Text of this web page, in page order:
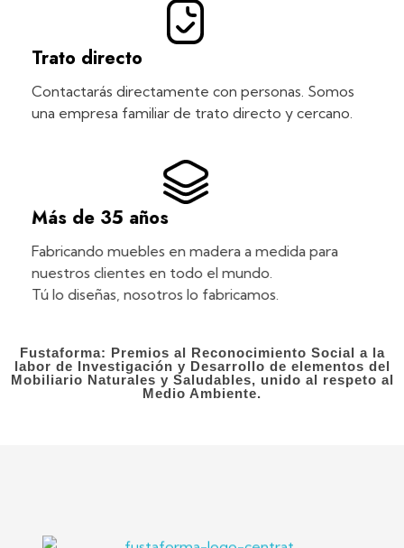
Trato directo
Contactarás directamente con personas. Somos
una empresa familiar de trato directo y cercano.
Más de 35 años
Fabricando muebles en madera a medida para
nuestros clientes en todo el mundo.
Tú lo diseñas, nosotros lo fabricamos.
Fustaforma: Premios al Reconocimiento Social a la
labor de Investigación y Desarrollo de elementos del
Mobiliario Naturales y Saludables, unido al respeto al
Medio Ambiente.